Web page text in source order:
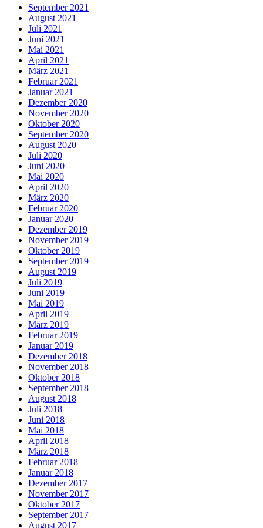
September 2021
August 2021
Juli 2021
Juni 2021
Mai 2021
April 2021
März 2021
Februar 2021
Januar 2021
Dezember 2020
November 2020
Oktober 2020
September 2020
August 2020
Juli 2020
Juni 2020
Mai 2020
April 2020
März 2020
Februar 2020
Januar 2020
Dezember 2019
November 2019
Oktober 2019
September 2019
August 2019
Juli 2019
Juni 2019
Mai 2019
April 2019
März 2019
Februar 2019
Januar 2019
Dezember 2018
November 2018
Oktober 2018
September 2018
August 2018
Juli 2018
Juni 2018
Mai 2018
April 2018
März 2018
Februar 2018
Januar 2018
Dezember 2017
November 2017
Oktober 2017
September 2017
August 2017